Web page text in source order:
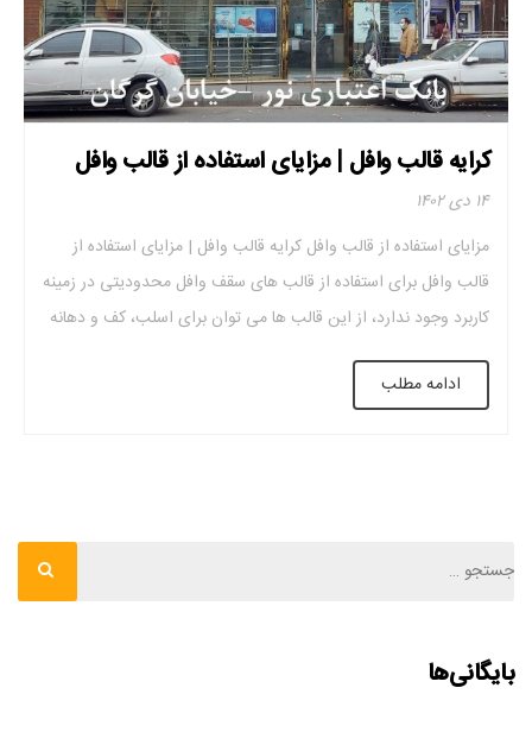
کرایه قالب وافل | مزایای استفاده از قالب وافل
۱۴ دی ۱۴۰۲
مزایای استفاده از قالب وافل کرایه قالب وافل | مزایای استفاده از
قالب وافل برای استفاده از قالب های سقف وافل محدودیتی در زمینه
کاربرد وجود ندارد، از این قالب ها می توان برای اسلب، کف و دهانه
های مختلف در ساختمان ها و پروژه های ساختمانی مختلف استفاده
کرد. این وافل ها پتانسیل حمل […]
ادامه مطلب
بایگانی‌ها